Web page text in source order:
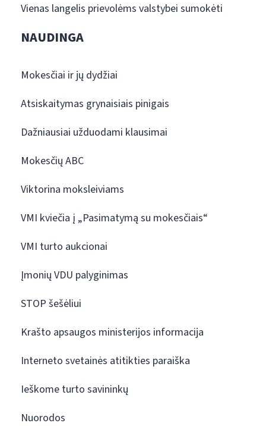
Vienas langelis prievolėms valstybei sumokėti
NAUDINGA
Mokesčiai ir jų dydžiai
Atsiskaitymas grynaisiais pinigais
Dažniausiai užduodami klausimai
Mokesčių ABC
Viktorina moksleiviams
VMI kviečia į „Pasimatymą su mokesčiais“
VMI turto aukcionai
Įmonių VDU palyginimas
STOP šešėliui
Krašto apsaugos ministerijos informacija
Interneto svetainės atitikties paraiška
Ieškome turto savininkų
Nuorodos